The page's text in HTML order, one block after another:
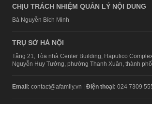
CHỊU TRÁCH NHIỆM QUẢN LÝ NỘI DUNG
Bà Nguyễn Bích Minh
TRỤ SỞ HÀ NỘI
Tầng 21, Tòa nhà Center Building, Hapulico
Nguyễn Huy Tưởng, phường Thanh Xuân, thành
Email: contact@afamily.vn | Điện thoại: 024 7309